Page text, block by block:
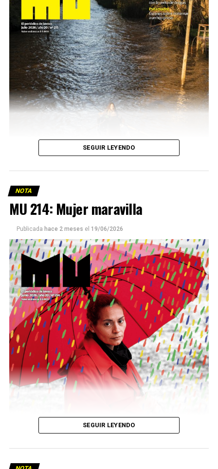
Este número 215 de MU ☝️viene con doble tapa, que
podría ser una frase:
Sin chamuyo, a remarla.
Descargar la Mu en PDF
SEGUIR LEYENDO
NOTA
MU 214: Mujer maravilla
Publicada hace 2 meses el 19/06/2026
SEGUIR LEYENDO